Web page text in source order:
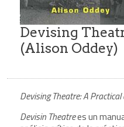
Devising
(Alison Oddey)
Devising Theatre: A
Devisin Theatrees un